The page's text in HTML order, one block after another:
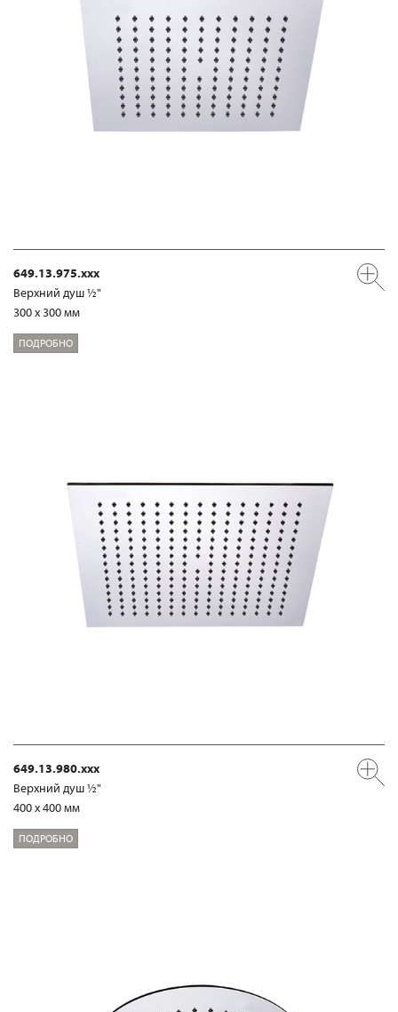
649.13.975.xxx
Верхний душ ½"
300 x 300 мм
ПОДРОБНО
649.13.980.xxx
Верхний душ ½"
400 x 400 мм
ПОДРОБНО